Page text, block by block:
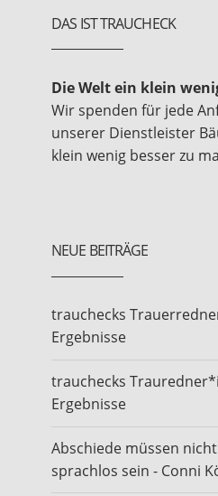
DAS IST TRAUCHECK
Die Welt ein klein
Wir spenden für jede
unserer Dienstleister
klein wenig besser zu
NEUE BEITRÄGE
trauchecks
Ergebnisse
trauchecks
Ergebnisse
Abschiede müssen
sprachlos sein - Conni